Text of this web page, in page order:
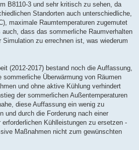
B8110-3 und sehr kritisch zu sehen, da
Standorten auch unterschiedliche,
maximale Raumtemperaturen zugemutet
dass das sommerliche Raumverhalten
Simulation zu errechnen ist, was wiederum
(2012-2017) bestand noch die Auffassung,
Überwärmung von Räumen
und ohne aktive Kühlung verhindert
der sommerlichen Außentemperaturen
diese Auffassung ein wenig zu
und durch die Forderung nach einer
erforderlichen Kühlleistungen zu ersetzen -
Maßnahmen nicht zum gewünschten